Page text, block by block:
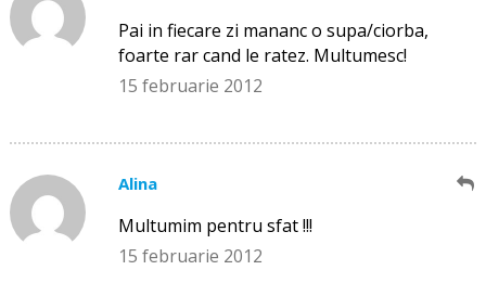
Pai in fiecare zi mananc o supa/ciorba,
foarte rar cand le ratez. Multumesc!
15 februarie 2012
Alina
Multumim pentru sfat !!!
15 februarie 2012